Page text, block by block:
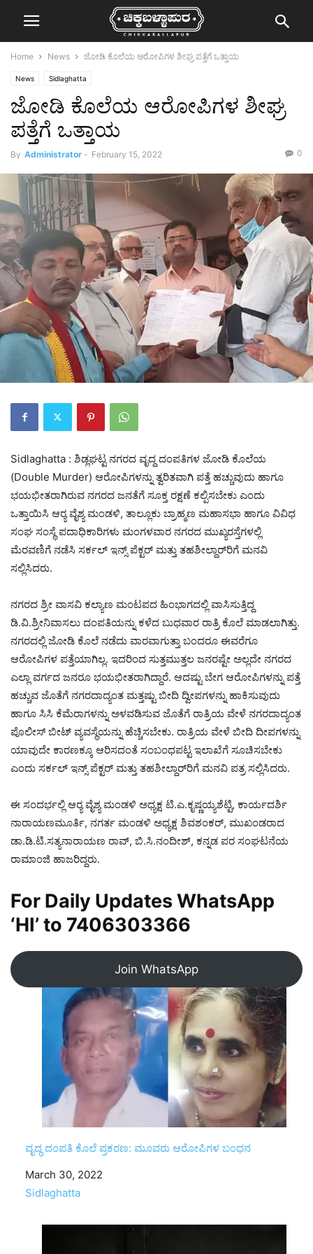
Home News ಜೋಡಿ ಕೊಲೆಯ ಆರೋಪಿಗಳ ಶೀಘ್ರ ಪತ್ತೆಗೆ ಒತ್ತಾಯ
News Sidlaghatta
ಜೋಡಿ ಕೊಲೆಯ ಆರೋಪಿಗಳ ಶೀಘ್ರ
ಪತ್ತೆಗೆ ಒತ್ತಾಯ
By Administrator - February 15, 2022 0
Sidlaghatta : ಶಿಡ್ಲಘಟ್ಟ ನಗರದ ವೃದ್ದ ದಂಪತಿಗಳ ಜೋಡಿ ಕೊಲೆಯ
(Double Murder) ಆರೋಪಿಗಳನ್ನು ತ್ವರಿತವಾಗಿ ಪತ್ತೆ ಹಚ್ಚುವುದು ಹಾಗೂ
ಭಯಭೀತರಾಗಿರುವ ನಗರದ ಜನತೆಗೆ ಸೂಕ್ತ ರಕ್ಷಣೆ ಕಲ್ಪಿಸಬೇಕು ಎಂದು
ಒತ್ತಾಯಿಸಿ ಆರ‍್ಯ ವೈಶ್ಯ ಮಂಡಳಿ, ತಾಲ್ಲೂಕು ಬ್ರಾಹ್ಮಣ ಮಹಾಸಭಾ ಹಾಗೂ ವಿವಿಧ
ಸಂಘ ಸಂಸ್ಥೆ ಪದಾಧಿಕಾರಿಗಳು ಮಂಗಳವಾರ ನಗರದ ಮುಖ್ಯರಸ್ತೆಗಳಲ್ಲಿ
ಮೆರವಣಿಗೆ ನಡೆಸಿ ಸರ್ಕಲ್ ಇನ್ಸ್ ಪೆಕ್ಟರ್ ಮತ್ತು ತಹಶೀಲ್ದಾರ್‌ರಿಗೆ ಮನವಿ
ಸಲ್ಲಿಸಿದರು.
ನಗರದ ಶ್ರೀ ವಾಸವಿ ಕಲ್ಯಾಣ ಮಂಟಪದ ಹಿಂಭಾಗದಲ್ಲಿ ವಾಸಿಸುತ್ತಿದ್ದ
ಡಿ.ವಿ.ಶ್ರೀನಿವಾಸಲು ದಂಪತಿಯನ್ನು ಕಳೆದ ಬುಧವಾರ ರಾತ್ರಿ ಕೊಲೆ ಮಾಡಲಾಗಿತ್ತು.
ನಗರದಲ್ಲಿ ಜೋಡಿ ಕೊಲೆ ನಡೆದು ವಾರವಾಗುತ್ತಾ ಬಂದರೂ ಈವರೆಗೂ
ಆರೋಪಿಗಳ ಪತ್ತೆಯಾಗಿಲ್ಲ. ಇದರಿಂದ ಸುತ್ತಮುತ್ತಲ ಜನರಷ್ಟೇ ಅಲ್ಲದೇ ನಗರದ
ಎಲ್ಲಾ ವರ್ಗದ ಜನರೂ ಭಯಭೀತರಾಗಿದ್ದಾರೆ. ಆದಷ್ಟು ಬೇಗ ಆರೋಪಿಗಳನ್ನು ಪತ್ತೆ
ಹಚ್ಚುವ ಜೊತೆಗೆ ನಗರದಾದ್ಯಂತ ಮತ್ತಷ್ಟು ಬೀದಿ ದ್ವೀಪಗಳನ್ನು ಹಾಕಿಸುವುದು
ಹಾಗೂ ಸಿಸಿ ಕೆಮೆರಾಗಳನ್ನು ಅಳವಡಿಸುವ ಜೊತೆಗೆ ರಾತ್ರಿಯ ವೇಳೆ ನಗರದಾದ್ಯಂತ
ಪೊಲೀಸ್ ಬೀಟ್ ವ್ಯವಸ್ಥೆಯನ್ನು ಹೆಚ್ಚಿಸಬೇಕು. ರಾತ್ರಿಯ ವೇಳೆ ಬೀದಿ ದೀಪಗಳನ್ನು
ಯಾವುದೇ ಕಾರಣಕ್ಕೂ ಆರಿಸದಂತೆ ಸಂಬಂಧಪಟ್ಟ ಇಲಾಖೆಗೆ ಸೂಚಿಸಬೇಕು
ಎಂದು ಸರ್ಕಲ್ ಇನ್ಸ್ ಪೆಕ್ಟರ್ ಮತ್ತು ತಹಶೀಲ್ದಾರ್‌ರಿಗೆ ಮನವಿ ಪತ್ರ ಸಲ್ಲಿಸಿದರು.
ಈ ಸಂದರ್ಭಲ್ಲಿ ಆರ‍್ಯ ವೈಶ್ಯ ಮಂಡಳಿ ಅಧ್ಯಕ್ಷ ಟಿ.ಎ.ಕೃಷ್ಣಯ್ಯಶೆಟ್ಟಿ, ಕಾರ್ಯದರ್ಶಿ
ನಾರಾಯಣಮೂರ್ತಿ, ನಗರ್ತ ಮಂಡಳಿ ಅಧ್ಯಕ್ಷ ಶಿವಶಂಕರ್, ಮುಖಂಡರಾದ
ಡಾ.ಡಿ.ಟಿ.ಸತ್ಯನಾರಾಯಣ ರಾವ್, ಬಿ.ಸಿ.ನಂದೀಶ್, ಕನ್ನಡ ಪರ ಸಂಘಟನೆಯ
ರಾಮಾಂಜಿ ಹಾಜರಿದ್ದರು.
For Daily Updates WhatsApp
‘HI’ to 7406303366
Join WhatsApp
ವೃದ್ಧ ದಂಪತಿ ಕೊಲೆ ಪ್ರಕರಣ: ಮೂವರು ಆರೋಪಿಗಳ ಬಂಧನ
Date
March 30, 2022
In relation to
Sidlaghatta